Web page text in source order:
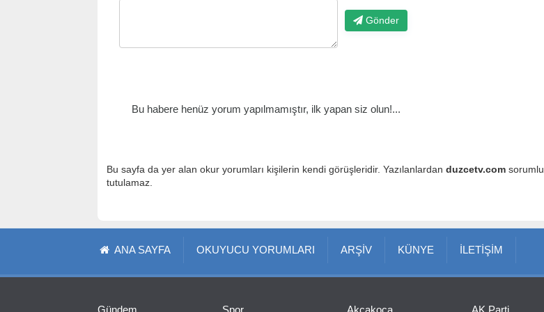
Gönder
Bu habere henüz yorum yapılmamıştır, ilk yapan siz olun!...
Bu sayfa da yer alan okur yorumları kişilerin kendi görüşleridir. Yazılanlardan duzcetv.com sorumlu
tutulamaz.
ANA SAYFA OKUYUCU YORUMLARI ARŞİV KÜNYE İLETİŞİM
Gündem Spor Akçakoca AK Parti